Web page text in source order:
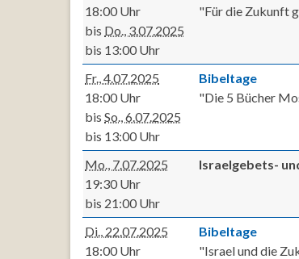
18:00 Uhr
bis Do., 3.07.2025
bis 13:00 Uhr
"Für die Zukunft
Fr., 4.07.2025
18:00 Uhr
bis So., 6.07.2025
bis 13:00 Uhr
Bibeltage
"Die 5 Bücher
Mo., 7.07.2025
19:30 Uhr
bis 21:00 Uhr
Israelgebets-
Di., 22.07.2025
18:00 Uhr
Bibeltage
"Israel und die